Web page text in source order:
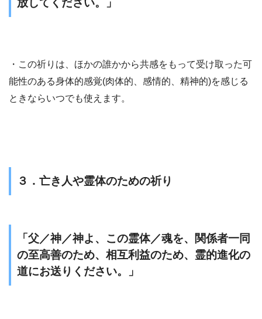
放してください。」
・この祈りは、ほかの誰かから共感をもって受け取った可
能性のある身体的感覚(肉体的、感情的、精神的)を感じる
ときならいつでも使えます。
３．亡き人や霊体のための祈り
「父／神／神よ、この霊体／魂を、関係者一同
の至高善のため、相互利益のため、霊的進化の
道にお送りください。」